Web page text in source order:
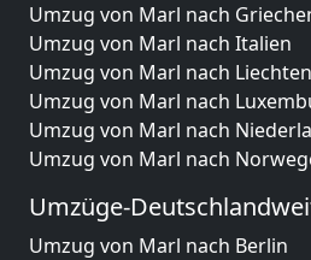
Umzug von Marl nach
Umzug von Marl nach Italien
Umzug von Marl nach
Umzug von Marl nach
Umzug von Marl nach
Umzug von Marl nach
Umzüge-
Umzug von Marl nach Berlin